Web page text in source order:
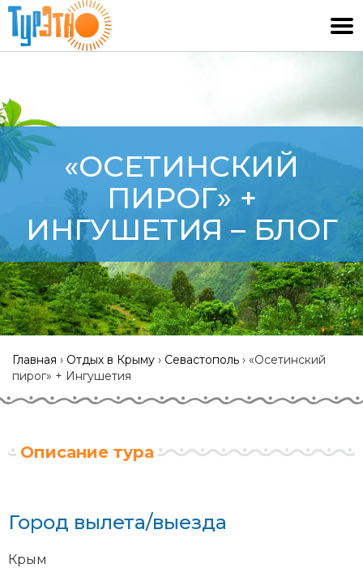
«ОСЕТИНСКИЙ
ПИРОГ» +
ИНГУШЕТИЯ – БЛОГ
Главная › Отдых в Крыму › Севастополь › «Осетинский
пирог» + Ингушетия
Описание тура
Город вылета/выезда
Крым